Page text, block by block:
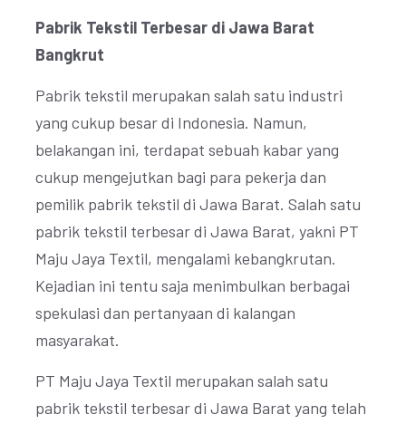
Pabrik Tekstil Terbesar di Jawa Barat
Bangkrut
Pabrik tekstil merupakan salah satu industri
yang cukup besar di Indonesia. Namun,
belakangan ini, terdapat sebuah kabar yang
cukup mengejutkan bagi para pekerja dan
pemilik pabrik tekstil di Jawa Barat. Salah satu
pabrik tekstil terbesar di Jawa Barat, yakni PT
Maju Jaya Textil, mengalami kebangkrutan.
Kejadian ini tentu saja menimbulkan berbagai
spekulasi dan pertanyaan di kalangan
masyarakat.
PT Maju Jaya Textil merupakan salah satu
pabrik tekstil terbesar di Jawa Barat yang telah